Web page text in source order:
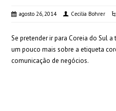
agosto 26, 2014 Cecilia Bohrer
Se pretender ir para Coreia do Sul
um pouco mais sobre a etiqueta
comunicação de negócios.